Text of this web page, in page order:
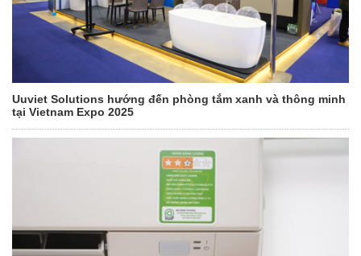
Uuviet Solutions hướng đến phòng tắm xanh và thông minh
tại Vietnam Expo 2025